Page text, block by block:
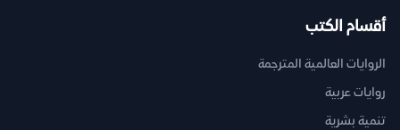
أقسام الكتب
الروايات العالمية المترجمة
روايات عربية
تنمية بشرية